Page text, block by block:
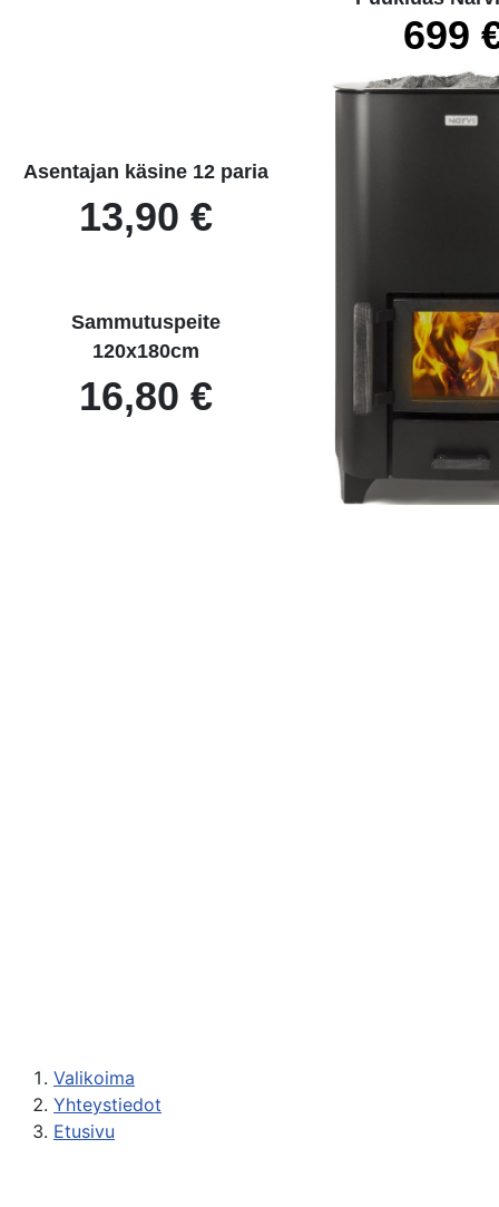
Asentajan käsine 12 paria
13,90 €
Sammutuspeite
120x180cm
16,80 €
699
Valikoima
Yhteystiedot
Etusivu